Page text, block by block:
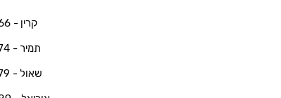
קרין - 03-6506766
תמיר - 03-6506774
שאול - 03-6506779